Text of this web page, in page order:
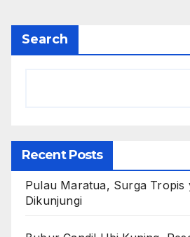
Search
Recent Posts
Pulau Maratua, Surga Tropis
Dikunjungi